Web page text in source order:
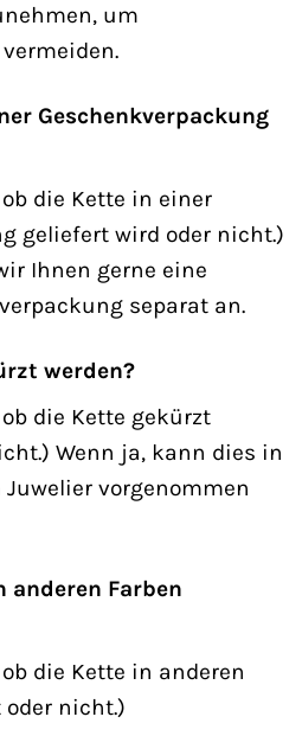
um
Geschenkverpackung
die Kette in einer
geliefert wird oder nicht.)
Ihnen gerne eine
separat an.
werden?
die Kette gekürzt
Wenn ja, kann dies in
vorgenommen
anderen Farben
die Kette in anderen
nicht.)